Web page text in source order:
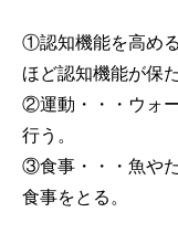
①認知機能を高め
ほど認知機能が保
②運動・・・ウォ
行う。
③食事・・・魚や
食事をとる。